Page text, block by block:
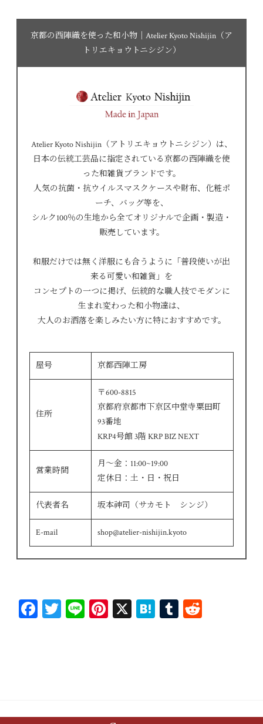
京都の西陣織を使った和小物｜Atelier Kyoto Nishijin（ア
トリエキョウトニシジン）
Atelier Kyoto Nishijin（アトリエキョウトニシジン）は、
日本の伝統工芸品に指定されている京都の西陣織を使
った和雑貨ブランドです。
人気の抗菌・抗ウイルスマスクケースや財布、化粧ポ
ーチ、バッグ等を、
シルク100％の生地から全てオリジナルで企画・製造・
販売しています。
和服だけでは無く洋服にも合うように「普段使いが出
来る可愛い和雑貨」を
コンセプトの一つに掲げ、伝統的な職人技でモダンに
生まれ変わった和小物達は、
大人のお洒落を楽しみたい方に特におすすめです。
屋号 京都西陣工房
住所
〒600-8815
京都府京都市下京区中堂寺粟田町
93番地
KRP4号館 3階 KRP BIZ NEXT
営業時間
月～金：11:00~19:00
定休日：土・日・祝日
代表者名 坂本神司（サカモト シンジ）
E-mail shop@atelier-nishijin.kyoto
Fa T Li Pi X H T